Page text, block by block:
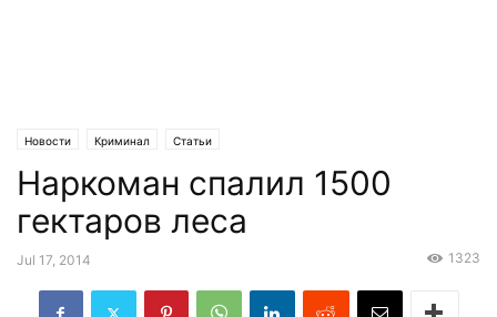
Новости Криминал Статьи
Наркоман спалил 1500
гектаров леса
Jul 17, 2014 1323